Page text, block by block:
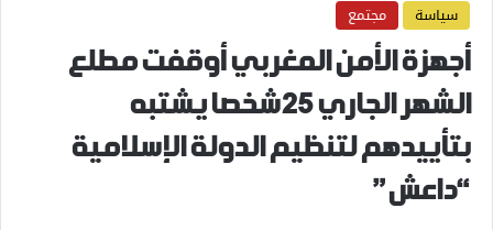
سياسة
مجتمع
أجهزة الأمن المغربي أوقفت مطلع
الشهر الجاري 25 شخصا يشتبه
بتأييدهم لتنظيم الدولة الإسلامية
“داعش”